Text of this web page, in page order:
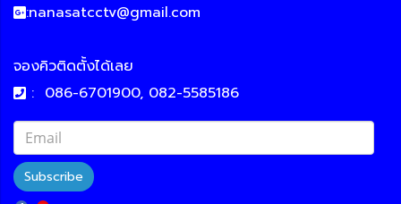
:nanasatcctv@gmail.com
จองคิวติดตั้งได้เลย
: 086-6701900, 082-5585186
Subscribe